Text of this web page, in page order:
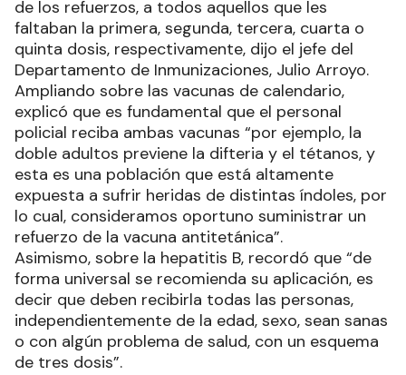
de los refuerzos, a todos aquellos que les
faltaban la primera, segunda, tercera, cuarta o
quinta dosis, respectivamente, dijo el jefe del
Departamento de Inmunizaciones, Julio Arroyo.
Ampliando sobre las vacunas de calendario,
explicó que es fundamental que el personal
policial reciba ambas vacunas “por ejemplo, la
doble adultos previene la difteria y el tétanos, y
esta es una población que está altamente
expuesta a sufrir heridas de distintas índoles, por
lo cual, consideramos oportuno suministrar un
refuerzo de la vacuna antitetánica”.
Asimismo, sobre la hepatitis B, recordó que “de
forma universal se recomienda su aplicación, es
decir que deben recibirla todas las personas,
independientemente de la edad, sexo, sean sanas
o con algún problema de salud, con un esquema
de tres dosis”.